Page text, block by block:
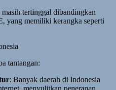
tertinggal dibandingkan
yang memiliki kerangka seperti
tantangan:
: Banyak daerah di Indonesia
menyulitkan penerapan